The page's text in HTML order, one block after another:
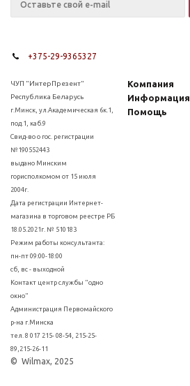
+375-29-9365327
ЧУП "ИнтерПрезент"
Республика Беларусь
г.Минск, ул.Академическая 6к.1,
под.1, каб.9
Свид-во о гос. регистрации
№190552443
выдано Минским
горисполкомом от 15 июля
2004г.
Дата регистрации Интернет-
магазина в торговом реестре РБ
18.05.2021г. № 510183
Режим работы консультанта:
пн-пт 09:00-18:00
сб, вс - выходной
Контакт центр службы "одно
окно"
Администрация Первомайского
р-на г.Минска
тел. 8 017 215- 08-54, 215-25-
89,215-26-11
© Wilmax, 2025
Компания
Информация
Помощь